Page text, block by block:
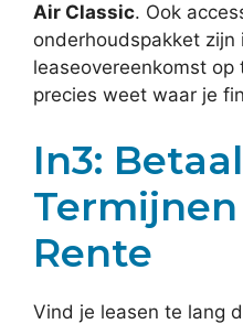
Air Classic. Ook
onderhoudspakket zijn
leaseovereenkomst op
precies weet waar je
In3:
Rente
Vind je leasen te lang